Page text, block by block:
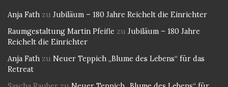
Anja Fath zu Jubiläum – 180 Jahre Reichelt die Einrichter
Raumgestaltung Martin Pfeifle zu Jubiläum – 180 Jahre
Reichelt die Einrichter
Anja Fath zu Neuer Teppich „Blume des Lebens“ für das
Retreat